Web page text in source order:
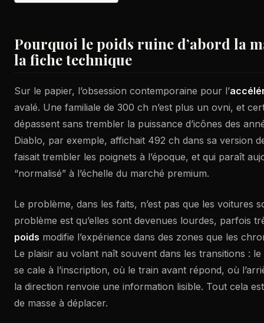
Pourquoi le poids ruine d’abord la
la fiche technique
Sur le papier, l’obsession contemporaine pour l’
avalé. Une familiale de 300 ch n’est plus un ovni, et
dépassent sans trembler la puissance d’icônes des
Diablo, par exemple, affichait 492 ch dans sa version
faisait trembler les poignets à l’époque, et qui paraît
“normalisé” à l’échelle du marché premium.
Le problème, dans les faits, n’est pas que les voitures
problème est qu’elles sont devenues lourdes, parfois
poids modifie l’expérience dans des zones que les
Le plaisir au volant naît souvent dans les transitions :
se cale à l’inscription, où le train avant répond, où
la direction renvoie une information lisible. Tout cela
de masse à déplacer.